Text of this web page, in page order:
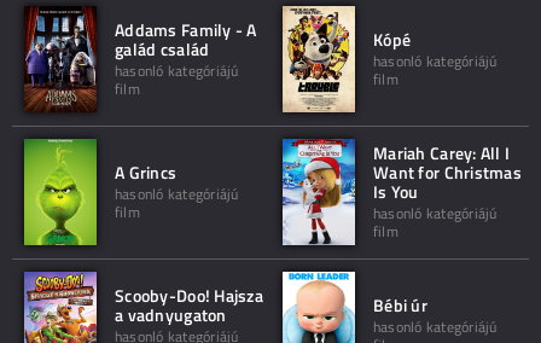
Addams Family - A
galád család
hasonló kategóriájú
film
Kópé
hasonló kategóriájú
film
A Grincs
hasonló kategóriájú
film
Mariah Carey: All I
Want for Christmas
Is You
hasonló kategóriájú
film
Scooby-Doo! Hajsza
a vadnyugaton
hasonló kategóriájú
Bébi úr
hasonló kategóriájú